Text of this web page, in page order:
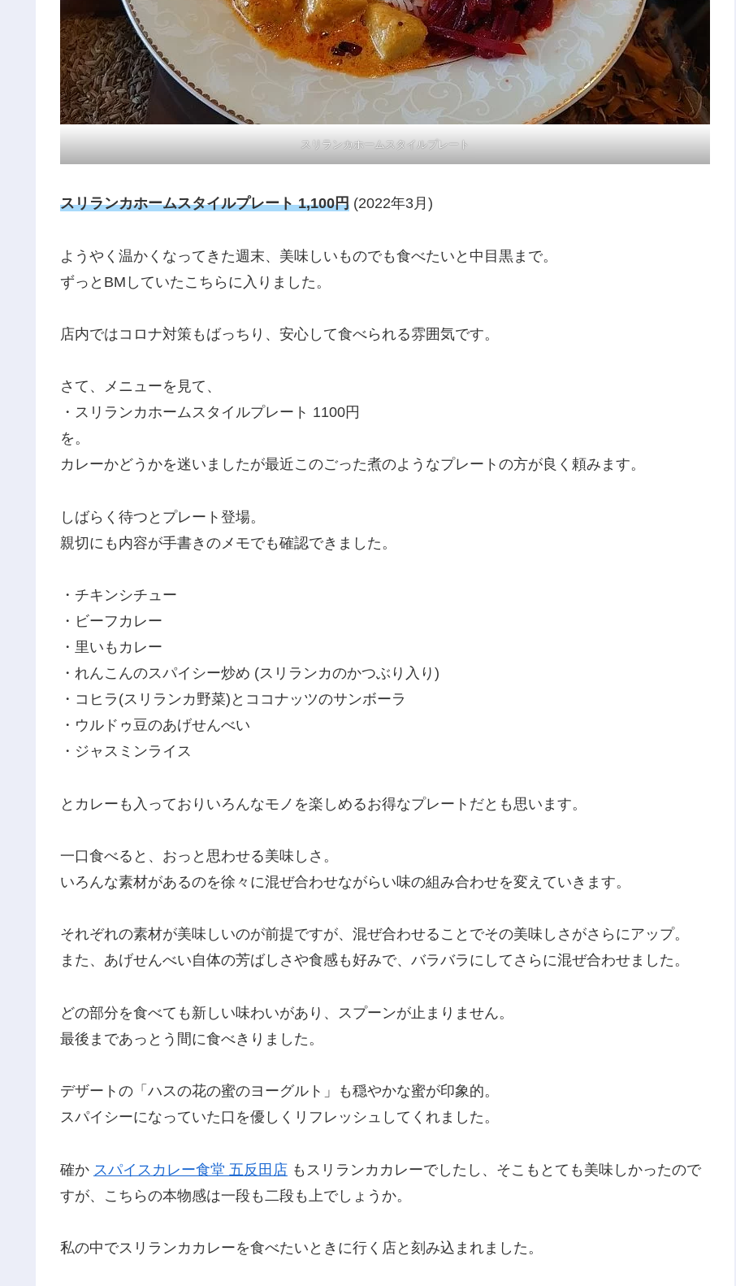
スリランカホームスタイルプレート
スリランカホームスタイルプレート 1,100円 (2022年3月)
ようやく温かくなってきた週末、美味しいものでも食べたいと中目黒まで。
ずっとBMしていたこちらに入りました。
店内ではコロナ対策もばっちり、安心して食べられる雰囲気です。
さて、メニューを見て、
・スリランカホームスタイルプレート 1100円
を。
カレーかどうかを迷いましたが最近このごった煮のようなプレートの方が良く頼みます。
しばらく待つとプレート登場。
親切にも内容が手書きのメモでも確認できました。
・チキンシチュー
・ビーフカレー
・里いもカレー
・れんこんのスパイシー炒め (スリランカのかつぶり入り)
・コヒラ(スリランカ野菜)とココナッツのサンボーラ
・ウルドゥ豆のあげせんべい
・ジャスミンライス
とカレーも入っておりいろんなモノを楽しめるお得なプレートだとも思います。
一口食べると、おっと思わせる美味しさ。
いろんな素材があるのを徐々に混ぜ合わせながらい味の組み合わせを変えていきます。
それぞれの素材が美味しいのが前提ですが、混ぜ合わせることでその美味しさがさらにアップ。
また、あげせんべい自体の芳ばしさや食感も好みで、バラバラにしてさらに混ぜ合わせました。
どの部分を食べても新しい味わいがあり、スプーンが止まりません。
最後まであっとう間に食べきりました。
デザートの「ハスの花の蜜のヨーグルト」も穏やかな蜜が印象的。
スパイシーになっていた口を優しくリフレッシュしてくれました。
確か スパイスカレー食堂 五反田店 もスリランカカレーでしたし、そこもとても美味しかったので
すが、こちらの本物感は一段も二段も上でしょうか。
私の中でスリランカカレーを食べたいときに行く店と刻み込まれました。